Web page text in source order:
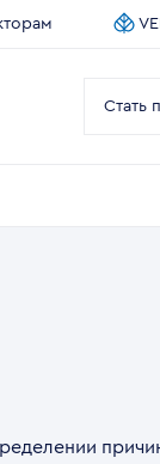
Стать